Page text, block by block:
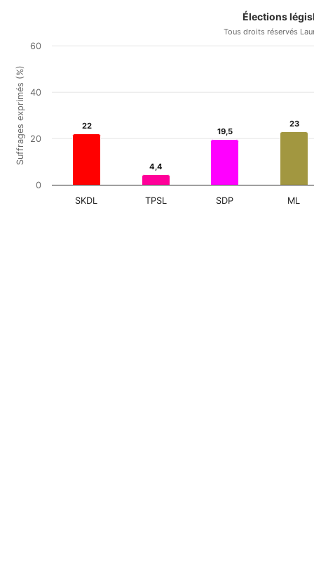
Suffrages exprimés (%)
Élections
Tous droits réservés
22
22
4,4
4,4
19,5
19,5
23
23
SKDL TPSL SDP ML
0
20
40
60